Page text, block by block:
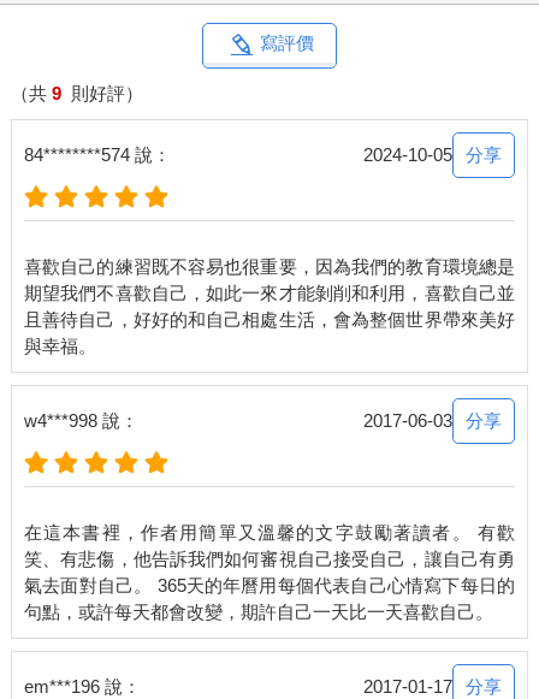
得讓所有人喜歡，因為當你越來越想要親近更多人的時候，只會
離自己越來越遠，開始變得不像是自己，最後連自己都不喜歡自
己。喜歡自己的第一步，就是學習承認自己是一個怎樣的人，不
管好的或壞的都去接受，那些全是自己的一部分，是它們讓你變
成獨一無二的這個自己，而不是只想著要留下優點。不想著被所
練習喜歡自己是一種堅固。當你可以打從心底肯定自己，就不再
偶爾的討厭自己沒有關係，就跟人的情緒會有悲有喜一樣，只要
不危害到自己的生存就沒關係，所有的情緒都可以是好的。只是
一定要記得，討厭的情緒過後，請繼續去發現自己的優點、繼續
去喜歡自己，即使這樣的自己有點笨拙、不時常都是聰明，但卻
無比真誠。去練習喜歡自己，一天一點，即使緩慢也無妨，或許
有時候也會往後退了一點，但只要能比昨天更喜歡今天的自己就
好。越來越喜歡，慢慢就會很好。
Dear,
當一個人對你說：
「給我一點時間」時，
說的其實是「我想要一個人」。
寫評價
（共 9 則好評）
84********574 說： 2024-10-05 分享
喜歡自己的練習既不容易也很重要，因為我們的教育環境總是
期望我們不喜歡自己，如此一來才能剝削和利用，喜歡自己並
且善待自己，好好的和自己相處生活，會為整個世界帶來美好
w4***998 說： 2017-06-03 分享
在這本書裡，作者用簡單又溫馨的文字鼓勵著讀者。 有歡
笑、有悲傷，他告訴我們如何審視自己接受自己，讓自己有勇
氣去面對自己。 365天的年曆用每個代表自己心情寫下每日的
em***196 說： 2017-01-17 分享